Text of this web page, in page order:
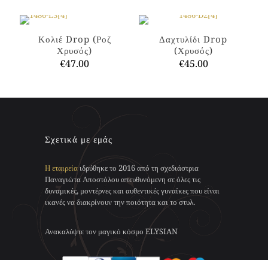
έχει
πολλαπλές
παραλλαγές.
μπορούν
σελίδα
του
προϊόντος
προϊόν
πολλαπλές
παραλλαγές.
Οι
να
Κολιέ Drop (Ροζ
Χρυσός)
€47.00
προϊόν
παραλλαγές.
Οι
επιλογές
μπορούν
να
επιλεγούν
στη
σελίδα
του
προϊόντος
Δαχτυλίδι Drop
(Χρυσός)
€45.00
προϊόν
μπορούν
να
επιλεγούν
στη
Σχετικά με εμάς
Η εταιρείαιδρύθηκε το 2016 από τη σχεδιάστρια
Παναγιώτα Αποστόλου απευθυνόμενη σε όλες τις
δυναμικές, μοντέρνες και αυθεντικές γυναίκες που είναι
ικανές να διακρίνουν την ποιότητα και το στυλ.
Ανακαλύψτε τον μαγικό κόσμο ELYSIAN